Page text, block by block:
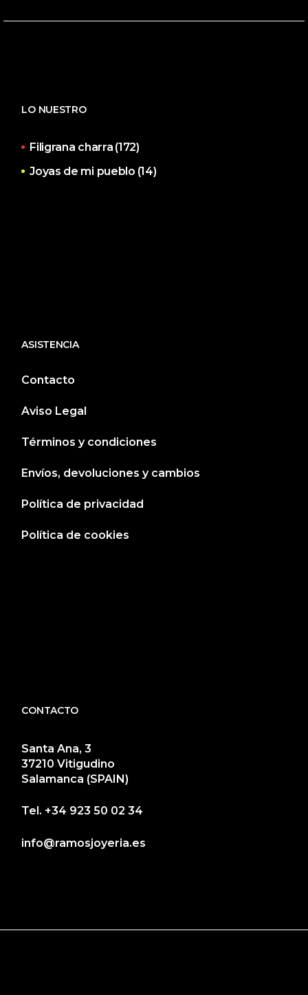
LO NUESTRO
Filigrana charra (172)
Joyas de mi pueblo (14)
ASISTENCIA
Contacto
Aviso Legal
Términos y condiciones
Envíos, devoluciones y cambios
Política de privacidad
Política de cookies
CONTACTO
Santa Ana, 3
37210 Vitigudino
Salamanca (SPAIN)
Tel. +34 923 50 02 34
info@ramosjoyeria.es